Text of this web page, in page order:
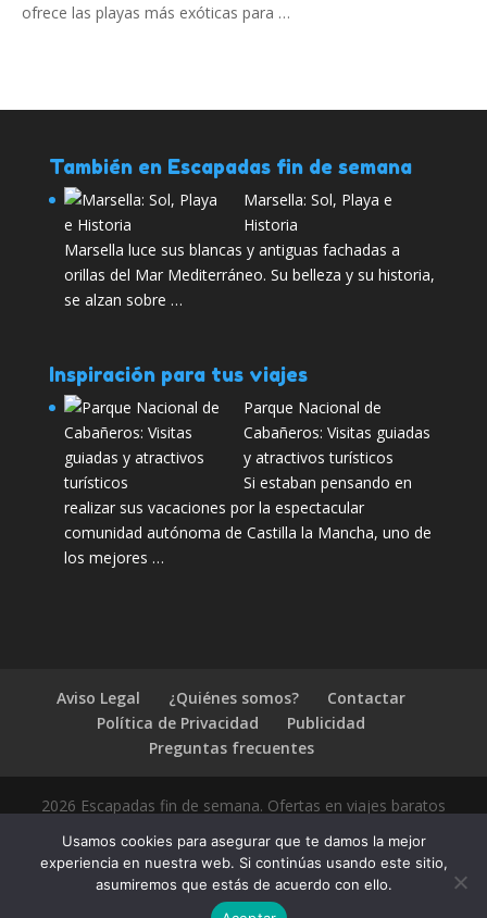
ofrece las playas más exóticas para …
También en Escapadas fin de semana
Marsella: Sol, Playa e
Historia
Marsella luce sus blancas y antiguas fachadas a
orillas del Mar Mediterráneo. Su belleza y su historia,
se alzan sobre …
Inspiración para tus viajes
Parque Nacional de
Cabañeros: Visitas guiadas
y atractivos turísticos
Si estaban pensando en
realizar sus vacaciones por la espectacular
comunidad autónoma de Castilla la Mancha, uno de
los mejores …
Aviso Legal ¿Quiénes somos?
Contactar
Política de Privacidad
Publicidad
Preguntas frecuentes
2026 Escapadas fin de semana. Ofertas en viajes baratos
Usamos cookies para asegurar que te damos la mejor
experiencia en nuestra web. Si continúas usando este sitio,
asumiremos que estás de acuerdo con ello.